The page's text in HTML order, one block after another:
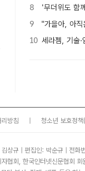
8
9
10
방침 청소년 보호정책
상규 | 편집인: 박순규 | 전
협회, 한국인터넷신문협회 회